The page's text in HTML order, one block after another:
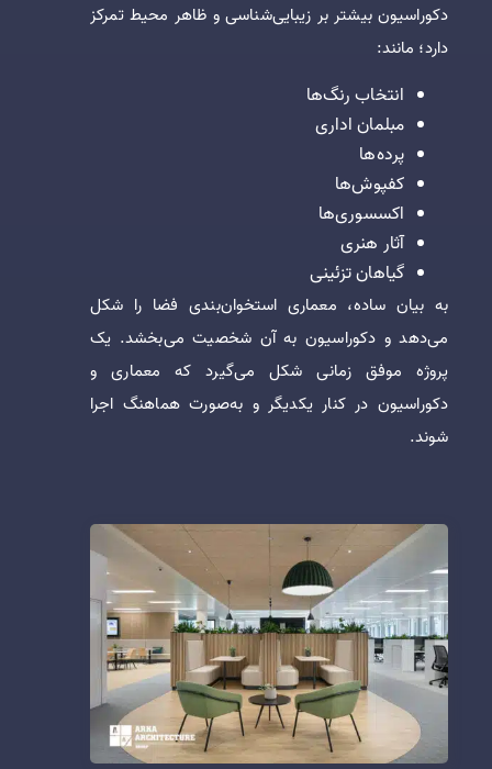
دکوراسیون بیشتر بر زیبایی‌شناسی و ظاهر محیط تمرکز
دارد؛ مانند:
انتخاب رنگ‌ها
مبلمان اداری
پرده‌ها
کفپوش‌ها
اکسسوری‌ها
آثار هنری
گیاهان تزئینی
به بیان ساده، معماری استخوان‌بندی فضا را شکل
می‌دهد و دکوراسیون به آن شخصیت می‌بخشد. یک
پروژه موفق زمانی شکل می‌گیرد که معماری و
دکوراسیون در کنار یکدیگر و به‌صورت هماهنگ اجرا
شوند.